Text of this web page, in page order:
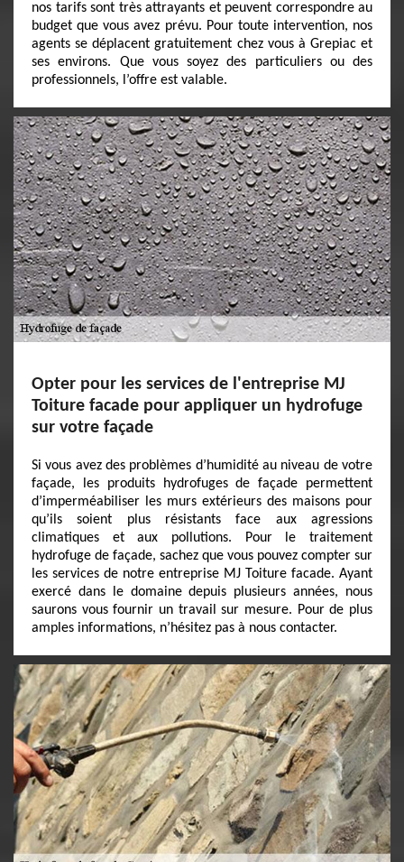
nos tarifs sont très attrayants et peuvent correspondre au
budget que vous avez prévu. Pour toute intervention, nos
agents se déplacent gratuitement chez vous à Grepiac et
ses environs. Que vous soyez des particuliers ou des
professionnels, l’offre est valable.
Opter pour les services de l'entreprise MJ
Toiture facade pour appliquer un hydrofuge
sur votre façade
Si vous avez des problèmes d’humidité au niveau de votre
façade, les produits hydrofuges de façade permettent
d’imperméabiliser les murs extérieurs des maisons pour
qu’ils soient plus résistants face aux agressions
climatiques et aux pollutions. Pour le traitement
hydrofuge de façade, sachez que vous pouvez compter sur
les services de notre entreprise MJ Toiture facade. Ayant
exercé dans le domaine depuis plusieurs années, nous
saurons vous fournir un travail sur mesure. Pour de plus
amples informations, n’hésitez pas à nous contacter.